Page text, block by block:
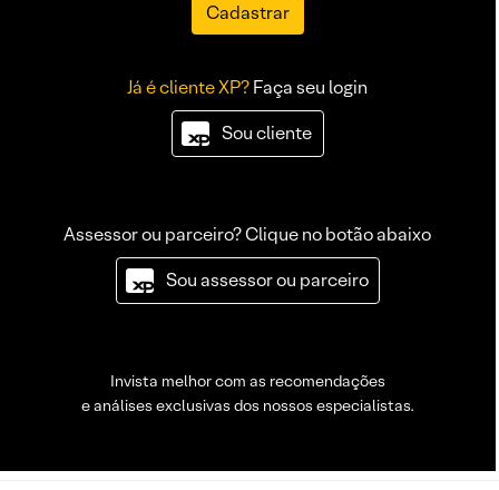
Cadastrar
Já é cliente XP?Faça seu login
Sou cliente
Assessor ou parceiro? Clique no botão abaixo
Sou assessor ou parceiro
Invista melhor com as recomendações
e análises exclusivas dos nossos especialistas.